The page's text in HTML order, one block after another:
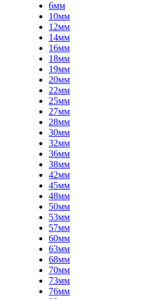
6мм
10мм
12мм
14мм
16мм
18мм
19мм
20мм
22мм
25мм
27мм
28мм
30мм
32мм
36мм
38мм
42мм
45мм
48мм
50мм
53мм
57мм
60мм
63мм
68мм
70мм
73мм
76мм